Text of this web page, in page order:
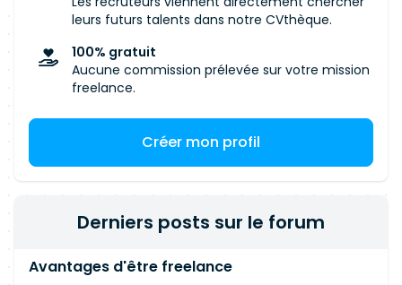
leurs futurs talents dans notre CVthèque.
100% gratuit
Aucune commission prélevée sur votre mission
freelance.
Créer mon profil
Derniers posts sur le forum
Avantages d'être freelance